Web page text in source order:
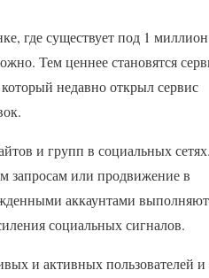
где существует под 1 миллион
Тем ценнее становятся
недавно открыл сервис
и групп в социальных
запросам или продвижение в
аккаунтами выполняют
социальных сигналов.
и активных пользователей